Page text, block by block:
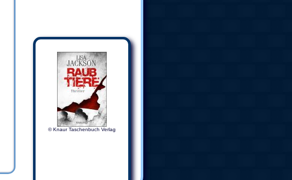
© Knaur Taschenbuch Verlag